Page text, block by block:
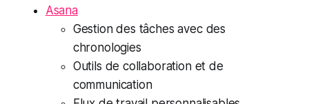
Asana
Gestion des tâches avec des
chronologies
Outils de collaboration et de
communication